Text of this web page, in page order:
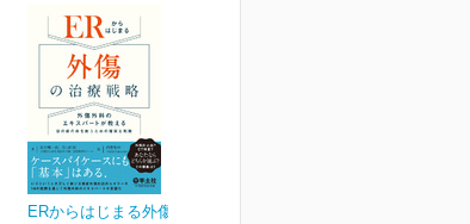
ERからはじまる外傷の治